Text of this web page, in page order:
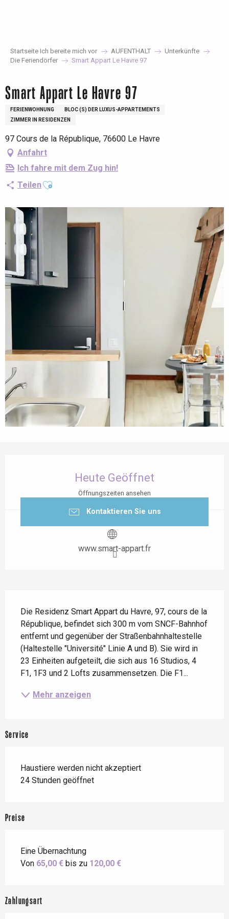
Startseite Ich bereite mich vor AUFENTHALT
Unterkünfte
Die Feriendörfer
Smart Appart Le Havre 97
Smart Appart Le Havre 97
FERIENWOHNUNG
BLOC (S) DER LUXUS-APPARTEMENTS
ZIMMER IN RESIDENZEN
97 Cours de la République, 76600 Le Havre
Anfahrt
Ich fahre mit dem Zug hin!
TeilenAjouter aux favoris
Heute Geöffnet
Öffnungszeiten ansehen
Kontaktieren Sie uns
www.smart-appart.fr
Die Residenz Smart Appart du Havre, 97, cours de la
République, befindet sich 300 m vom SNCF-Bahnhof
entfernt und gegenüber der Straßenbahnhaltestelle
(Haltestelle "Université" Linie A und B). Sie wird in
23 Einheiten aufgeteilt, die sich aus 16 Studios, 4
F1, 1F3 und 2 Lofts zusammensetzen. Die F1...
Mehr anzeigen
Service
Haustiere werden nicht akzeptiert
24 Stunden geöffnet
Preise
Eine Übernachtung
Von 65,00 € bis zu 120,00 €
Zahlungsart